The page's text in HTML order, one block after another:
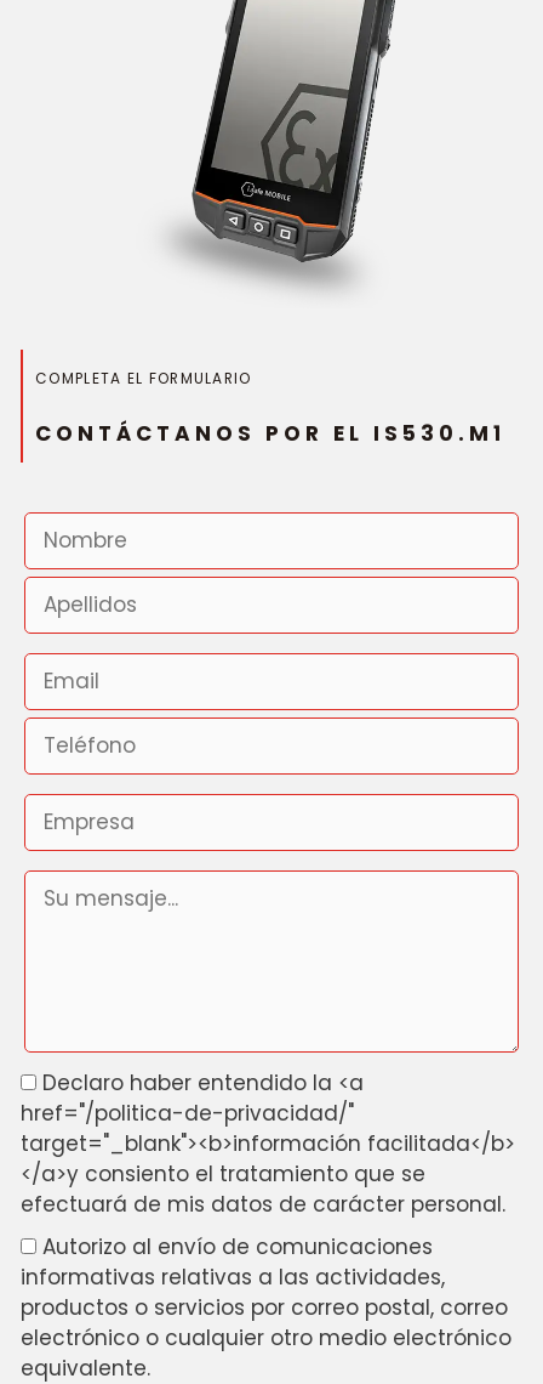
COMPLETA EL FORMULARIO
CONTÁCTANOS POR EL IS530.M1
Declaro haber entendido la <a
href="/politica-de-privacidad/"
target="_blank"><b>información facilitada</b>
</a>y consiento el tratamiento que se
efectuará de mis datos de carácter personal.
Autorizo al envío de comunicaciones
informativas relativas a las actividades,
productos o servicios por correo postal, correo
electrónico o cualquier otro medio electrónico
equivalente.